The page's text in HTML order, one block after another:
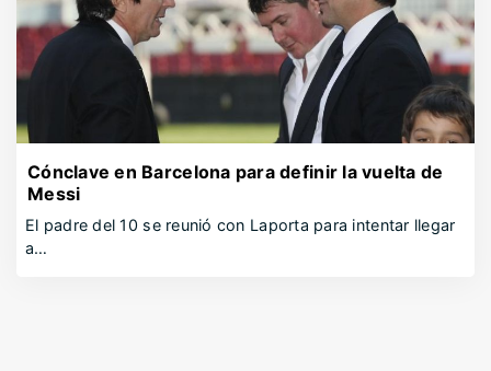
Cónclave en Barcelona para definir la vuelta de
Messi
El padre del 10 se reunió con Laporta para intentar llegar
a…